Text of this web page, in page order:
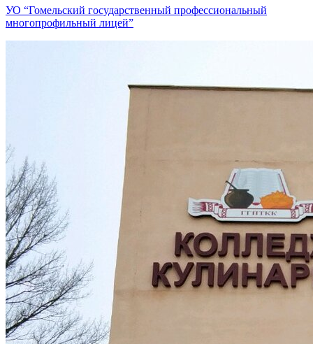
УО “Гомельский государственный профессиональный
многопрофильный лицей”